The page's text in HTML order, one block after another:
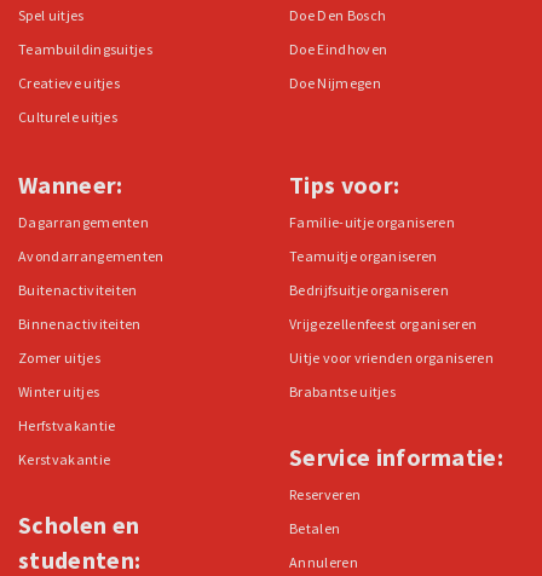
Spel uitjes
Teambuildingsuitjes
Creatieve uitjes
Culturele uitjes
Doe Den Bosch
Doe Eindhoven
Doe Nijmegen
Wanneer:
Dagarrangementen
Avondarrangementen
Buitenactiviteiten
Binnenactiviteiten
Zomer uitjes
Winter uitjes
Herfstvakantie
Kerstvakantie
Scholen en
studenten:
Tips voor:
Familie-uitje organiseren
Teamuitje organiseren
Bedrijfsuitje organiseren
Vrijgezellenfeest organiseren
Uitje voor vrienden organiseren
Brabantse uitjes
Service informatie:
Reserveren
Betalen
Annuleren